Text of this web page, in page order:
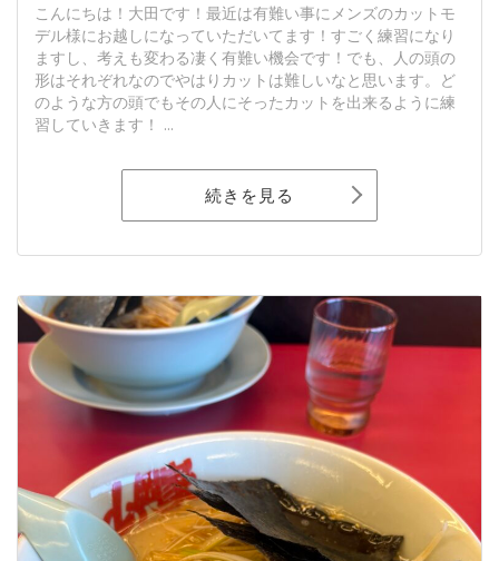
こんにちは！大田です！最近は有難い事にメンズのカットモ
デル様にお越しになっていただいてます！すごく練習になり
ますし、考えも変わる凄く有難い機会です！でも、人の頭の
形はそれぞれなのでやはりカットは難しいなと思います。ど
のような方の頭でもその人にそったカットを出来るように練
習していきます！ ...
続きを見る